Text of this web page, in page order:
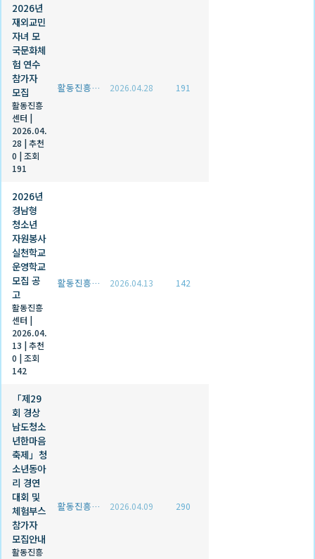
2026년
재외교민
자녀 모
국문화체
험 연수
참가자
모집
활동진흥
센터 |
2026.04.
28 |추천
0 |조회
191
활동진흥센터 2026.04.28 191
2026년
경남형
청소년
자원봉사
실천학교
운영학교
모집 공
고
활동진흥
센터 |
2026.04.
13 |추천
0 |조회
142
활동진흥센터 2026.04.13 142
「제29
회 경상
남도청소
년한마음
축제」청
소년동아
리 경연
대회 및
체험부스
참가자
모집안내
활동진흥
활동진흥센터 2026.04.09 290